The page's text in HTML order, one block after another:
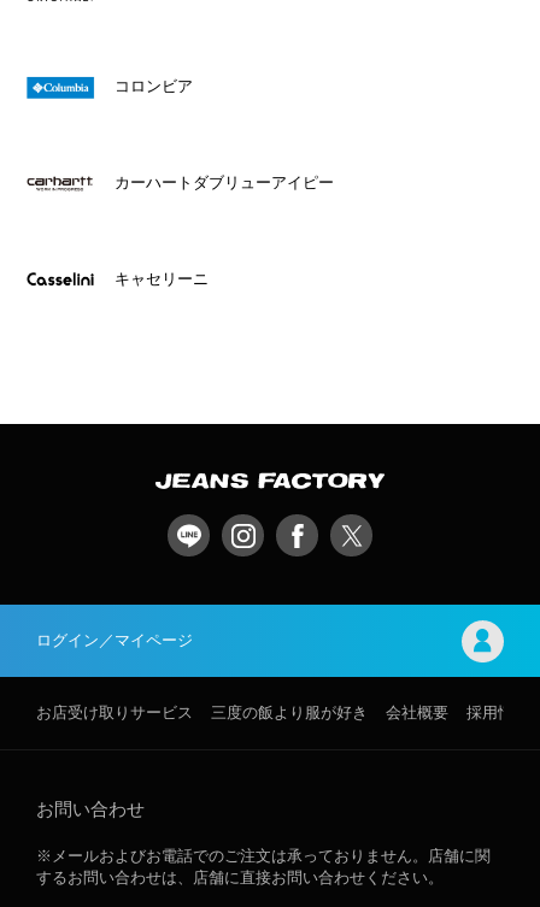
コロンビア
カーハートダブリューアイピー
キャセリーニ
ログイン／マイページ
お店受け取りサービス 三度の飯より服が好き 会社概要 採用情報
お問い合わせ
※メールおよびお電話でのご注文は承っておりません。店舗に関
するお問い合わせは、店舗に直接お問い合わせください。